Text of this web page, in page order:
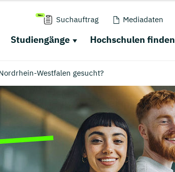
Suchauftrag Mediadaten
Studiengänge Hochschulen finden
Westfalen gesucht?